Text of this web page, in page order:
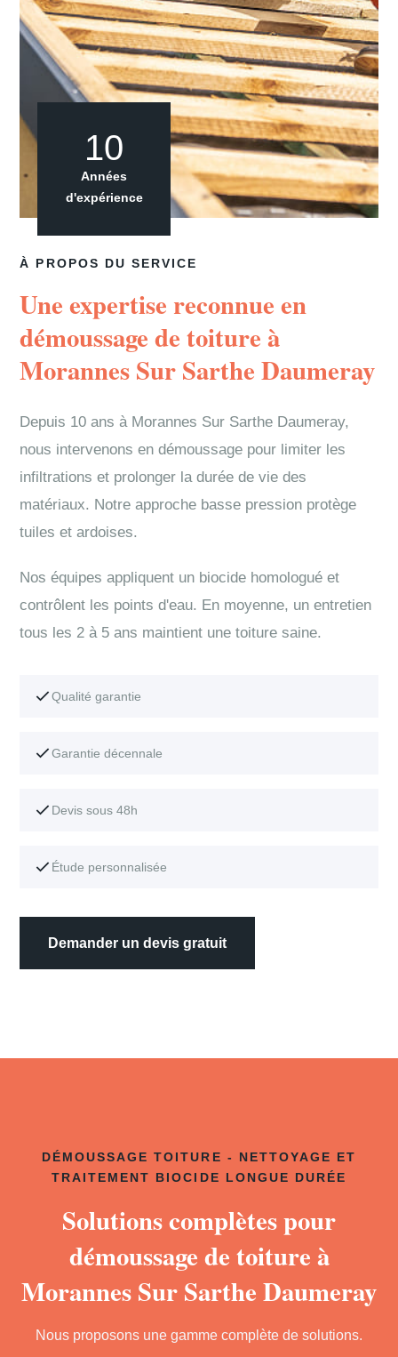
À PROPOS DU SERVICE
Une expertise reconnue en
démoussage de toiture à
Morannes Sur Sarthe Daumeray
Depuis 10 ans à Morannes Sur Sarthe Daumeray,
nous intervenons en démoussage pour limiter les
infiltrations et prolonger la durée de vie des
matériaux. Notre approche basse pression protège
tuiles et ardoises.
Nos équipes appliquent un biocide homologué et
contrôlent les points d'eau. En moyenne, un entretien
tous les 2 à 5 ans maintient une toiture saine.
Qualité garantie
Garantie décennale
Devis sous 48h
Étude personnalisée
Demander un devis gratuit
10
Années
d'expérience
DÉMOUSSAGE TOITURE - NETTOYAGE ET
TRAITEMENT BIOCIDE LONGUE DURÉE
Solutions complètes pour
démoussage de toiture à
Morannes Sur Sarthe Daumeray
Nous proposons une gamme complète de solutions.